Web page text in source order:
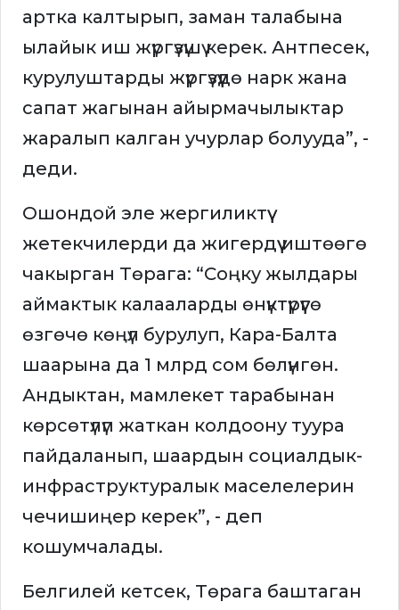
артка калтырып, заман талабына
ылайык иш жүргүзүшү керек. Антпесек,
курулуштарды жүргүзүүдө нарк жана
сапат жагынан айырмачылыктар
жаралып калган учурлар болууда”, -
деди.
Ошондой эле жергиликтүү
жетекчилерди да жигердүү иштөөгө
чакырган Төрага: “Соңку жылдары
аймактык калааларды өнүктүрүүгө
өзгөчө көңүл бурулуп, Кара-Балта
шаарына да 1 млрд сом бөлүнгөн.
Андыктан, мамлекет тарабынан
көрсөтүлүп жаткан колдоону туура
пайдаланып, шаардын социалдык-
инфраструктуралык маселелерин
чечишиңер керек”, - деп
кошумчалады.
Белгилей кетсек, Төрага баштаган